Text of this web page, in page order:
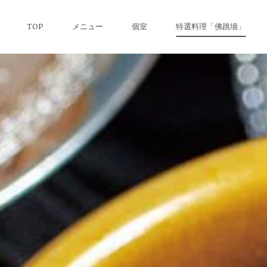
TOP
メニュー 個室 特選料理「佛跳墻」